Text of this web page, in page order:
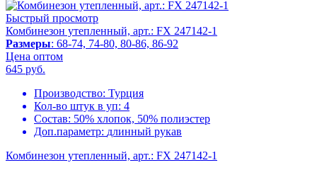
Быстрый просмотр
Комбинезон утепленный, арт.: FX 247142-1
Размеры: 68-74, 74-80, 80-86, 86-92
Цена оптом
645 руб.
Производство: Турция
Кол-во штук в уп: 4
Состав: 50% хлопок, 50% полиэстер
Доп.параметр: длинный рукав
Комбинезон утепленный, арт.: FX 247142-1